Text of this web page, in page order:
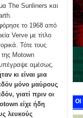
The Sunliners και
το 1968 από
Verve με τίτλο
Τότε τους
Motown
αμέσως.
κι είναι μια
μόνο μαύρους
γιατί πριν οι
είχε ήδη
λευκούς